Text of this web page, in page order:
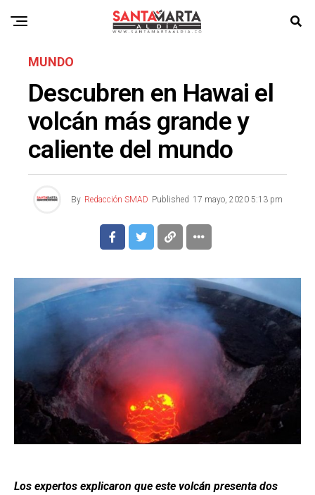
MUNDO
Descubren en Hawai el
volcán más grande y
caliente del mundo
By Redacción SMAD Published 17 mayo, 2020 5:13 pm
Los expertos explicaron que este volcán presenta dos